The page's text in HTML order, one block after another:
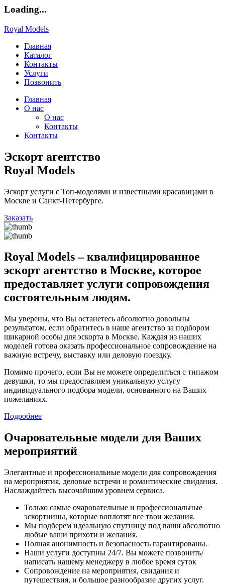
Loading...
Royal Models
Главная
Каталог
Контакты
Услуги
Позвонить
Главная
О нас
О нас
Контакты
Контакты
Эскорт агентство
Royal Models
Эскорт услуги с Топ-моделями и известными красавицами в
Москве и Санкт-Петербурге.
Заказать
Royal Models – квалифицированное
эскорт агентство в Москве, которое
предоставляет услуги сопровождения
состоятельным людям.
Мы уверены, что Вы останетесь абсолютно довольны
результатом, если обратитесь в наше агентство за подбором
шикарной особы для эскорта в Москве. Каждая из наших
моделей готова оказать профессиональное сопровождение на
важную встречу, выставку или деловую поездку.
Помимо прочего, если Вы не можете определиться с типажом
девушки, то мы предоставляем уникальную услугу
индивидуального подбора модели, основанного на Ваших
пожеланиях.
Подробнее
Очаровательные модели для Ваших
мероприятий
Элегантные и профессиональные модели для сопровождения
на мероприятия, деловые встречи и романтические свидания.
Наслаждайтесь высочайшим уровнем сервиса.
Только самые очаровательные и профессиональные
эскортницы, которые воплотят все твои желания.
Мы подберем идеальную спутницу под ваши абсолютно
любые ваши прихоти и желания.
Полная анонимность и безопасность гарантированы.
Наши услуги доступны 24/7. Вы можете позвонить/
написать нашему менеджеру в любое время суток
Сопровождение на мероприятия, свидания и
путешествия, и большое разнообразие других услуг.